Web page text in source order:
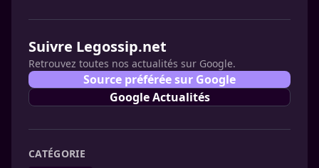
Suivre Legossip.net
Retrouvez toutes nos actualités sur Google.
Source préférée sur Google
Google Actualités
CATÉGORIE